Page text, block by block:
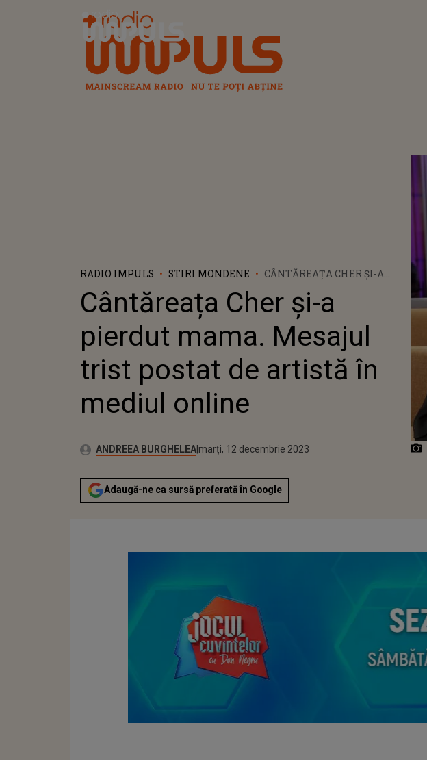
Radio Impuls
RADIO IMPULS STIRI MONDENE
CÂNTĂREAȚA CHER ȘI-A
TRIST POSTAT DE ARTISTĂ ÎN
MEDIUL ONLINE
Cântăreața Cher și-a
pierdut mama. Mesajul
trist postat de artistă în
mediul online
Autor:ANDREEA BURGHELEAPublicat:
luni, 12 decembrie 2022
Actualizat:
marți, 12 decembrie 2023
Adaugă-ne ca sursă preferată în Google